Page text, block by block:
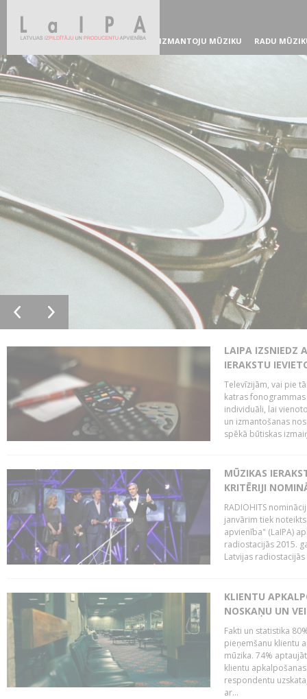
IZMANTOJU MŪZIKU RADU
LAIPA IZSNIEDZ
IERAKSTU
Televīzijām, vai pie
katras
individuāli, lai
un izmantošanas
spēkā būtiskas
MŪZIKAS
KRITĒRIJI
RADIOHITS
janvārim tiek
apvienība" (LaIPA)
radiostacijās 2015.
Latvijas
KLIENTU
NOSKAŅU UN
Fakti un statistika
pieņemšanu klientu
mūzika. 74%
klientu
respondentu
ar...